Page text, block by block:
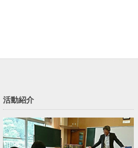
活動紹介